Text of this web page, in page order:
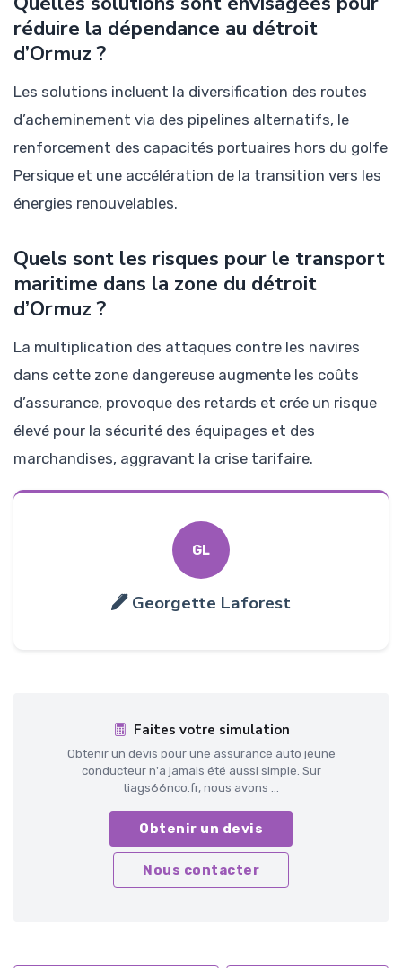
réduire la dépendance au détroit
d’Ormuz ?
Les solutions incluent la diversification des routes
d’acheminement via des pipelines alternatifs, le
renforcement des capacités portuaires hors du golfe
Persique et une accélération de la transition vers les
énergies renouvelables.
Quels sont les risques pour le transport
maritime dans la zone du détroit
d’Ormuz ?
La multiplication des attaques contre les navires
dans cette zone dangereuse augmente les coûts
d’assurance, provoque des retards et crée un risque
élevé pour la sécurité des équipages et des
marchandises, aggravant la crise tarifaire.
GL
Georgette Laforest
Faites votre simulation
Obtenir un devis pour une assurance auto jeune
conducteur n'a jamais été aussi simple. Sur
tiags66nco.fr, nous avons ...
Obtenir un devis
Nous contacter